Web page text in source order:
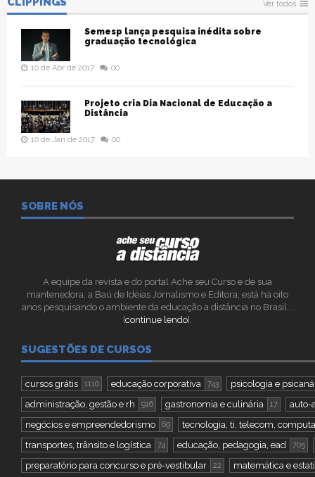
Ver todos
Semesp lança pesquisa inédita sobre
graduação tecnológica
10 de Abr de 2017 00
Projeto cria Dia Nacional de Educação a
Distância
10 de Jan de 2017 00
SOBRE NÓS
A equipe da revista e do portal Ache seu Curso e de sua
mantenedora, a Baú de Idéias Jornalismo e Editora, está há oito
anos pesquisando o ambiente da educação a distância no Brasil...
[continue lendo].
SUGESTÕES DE CURSOS
cursos grátis 1110 educação corporativa 743
psicologia e
administração, gestão e rh
916 gastronomia e culinária 17
auto-
negócios e empreendedorismo
69
tecnologia, ti, telecom,
transportes, trânsito e logística
74 educação, pedagogia, ead 705
preparatório para concurso e pré-vestibular 22
matemática e